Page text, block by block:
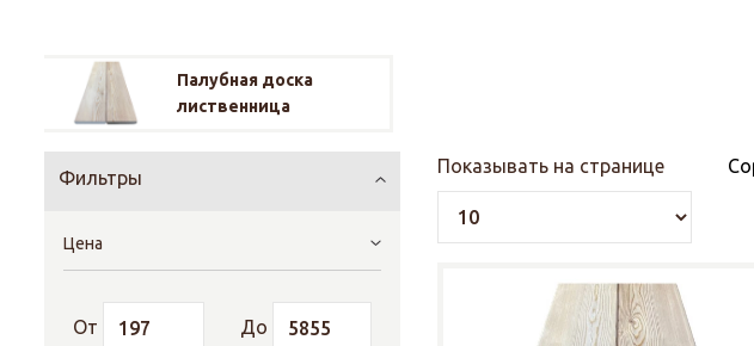
Палубная доска
лиственница
Фильтры
Цена
От До
Показывать на странице